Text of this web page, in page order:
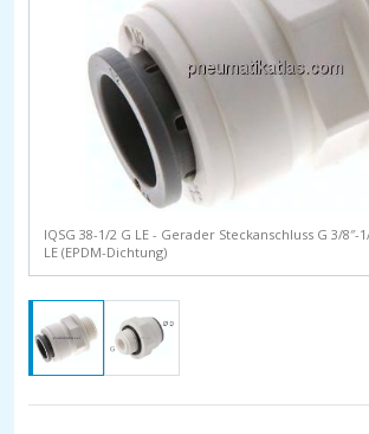
IQSG 38-1/2 G LE - Gerader Steckanschluss G 3/8″-
LE (EPDM-Dichtung)